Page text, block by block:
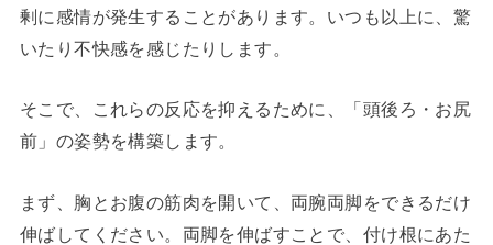
剰に感情が発生することがあります。いつも以上に、驚
いたり不快感を感じたりします。
そこで、これらの反応を抑えるために、「頭後ろ・お尻
前」の姿勢を構築します。
まず、胸とお腹の筋肉を開いて、両腕両脚をできるだけ
伸ばしてください。両脚を伸ばすことで、付け根にあた